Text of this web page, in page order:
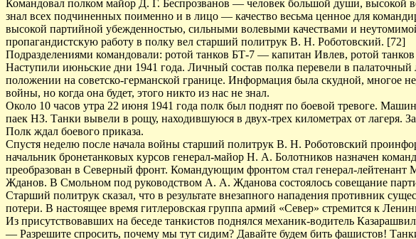
Командовал полком майор Д. Г. Беспрозванов — человек большой души, высокой
знал всех подчиненных поименно и в лицо — качество весьма ценное для
высокой партийной убежденностью, сильными волевыми качествами и
пропагандистскую работу в полку вел старший политрук В. Н. Роботовский. [72]
Подразделениями командовали: ротой танков БТ-7 — капитан Ивлев, ротой
Наступили июньские дни 1941 года. Личный состав полка перевели в палаточный
положении на советско-германской границе. Информация была скудной, многое
войны, но когда она будет, этого никто из нас не знал.
Около 10 часов утра 22 июня 1941 года полк был поднят по боевой тревоге.
паек НЗ. Танки вывели в рощу, находившуюся в двух-трех километрах от лагеря.
Полк ждал боевого приказа.
Спустя неделю после начала войны старший политрук В. Н. Роботовский
начальник бронетанковых курсов генерал-майор Н. А. Болотников назначен
преобразован в Северный фронт. Командующим фронтом стал генерал-
Жданов. В Смольном под руководством А. А. Жданова состоялось совещание
Старший политрук сказал, что в результате внезапного нападения противник
потери. В настоящее время гитлеровская группа армий «Север» стремится к
Из присутствовавших на беседе танкистов поднялся механик-водитель
— Разрешите спросить, почему мы тут сидим? Давайте будем бить фашистов!